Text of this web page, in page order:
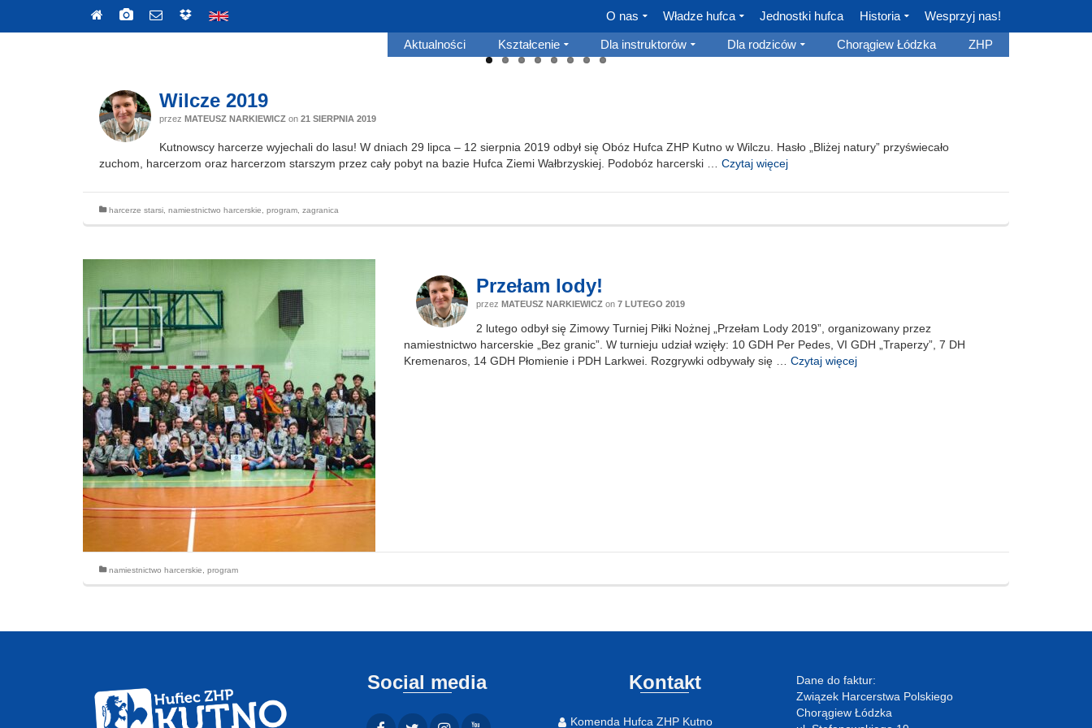
O nas Władze hufca Jednostki hufca Historia Wesprzyj nas!
Aktualności Kształcenie Dla instruktorów Dla rodziców Chorągiew Łódzka ZHP
Wilcze 2019
przez MATEUSZ NARKIEWICZ on 21 SIERPNIA 2019
Kutnowscy harcerze wyjechali do lasu! W dniach 29 lipca – 12 sierpnia 2019 odbył się Obóz Hufca ZHP Kutno w Wilczu. Hasło „Bliżej natury” przyświecało
zuchom, harcerzom oraz harcerzom starszym przez cały pobyt na bazie Hufca Ziemi Wałbrzyskiej. Podobóz harcerski … Czytaj więcej
harcerze starsi namiestnictwo harcerskie program zagranica
Przełam lody!
przez MATEUSZ NARKIEWICZ on 7 LUTEGO 2019
2 lutego odbył się Zimowy Turniej Piłki Nożnej „Przełam Lody 2019”, organizowany przez
namiestnictwo harcerskie „Bez granic”. W turnieju udział wzięły: 10 GDH Per Pedes, VI GDH „Traperzy”, 7 DH
Kremenaros, 14 GDH Płomienie i PDH Larkwei. Rozgrywki odbywały się … Czytaj więcej
namiestnictwo harcerskie program
Social media Kontakt
Komenda Hufca ZHP Kutno
Dane do faktur:
Związek Harcerstwa Polskiego
Chorągiew Łódzka